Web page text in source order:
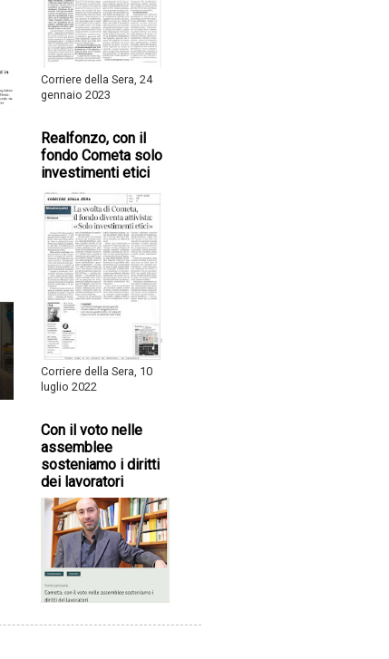
Corriere della Sera, 24
gennaio 2023
Realfonzo, con il
fondo Cometa solo
investimenti etici
Corriere della Sera, 10
luglio 2022
Con il voto nelle
assemblee
sosteniamo i diritti
dei lavoratori